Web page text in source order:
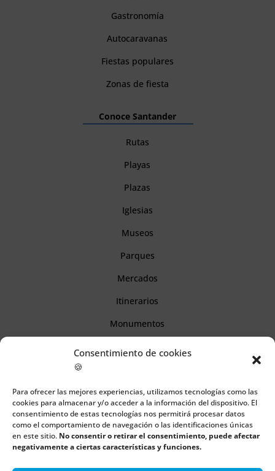
Consentimiento de cookies
🍪
Para ofrecer las mejores experiencias, utilizamos tecnologías como las
cookies para almacenar y/o acceder a la información del dispositivo. El
consentimiento de estas tecnologías nos permitirá procesar datos
como el comportamiento de navegación o las identificaciones únicas
en este sitio. No consentir o retirar el consentimiento, puede afectar
negativamente a ciertas características y funciones.
Gastronomía
Autocaravanas
Fiestas populares
Zonas de fiesta
Conoce Santander
Rutas
Playas
Plazas
Iglesias
Museos
Parques
Mercados
Itinerarios
Monumentos
Información
Aviso legal
Política de cookies
Política de privacidad